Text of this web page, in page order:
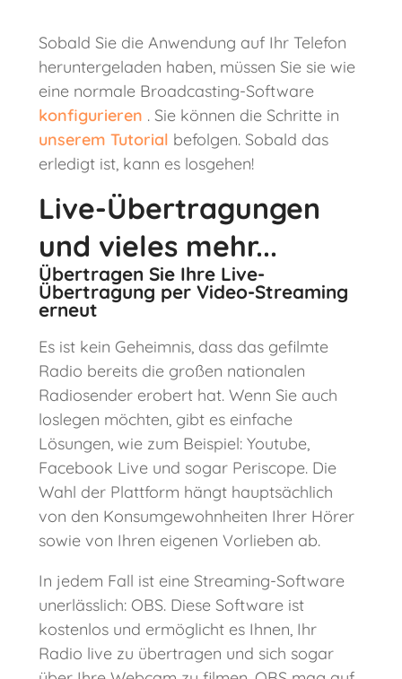
Sobald Sie die Anwendung auf Ihr Telefon
heruntergeladen haben, müssen Sie sie wie
eine normale Broadcasting-Software
konfigurieren . Sie können die Schritte in
unserem Tutorial befolgen. Sobald das
erledigt ist, kann es losgehen!
Live-Übertragungen
und vieles mehr...
Übertragen Sie Ihre Live-
Übertragung per Video-Streaming
erneut
Es ist kein Geheimnis, dass das gefilmte
Radio bereits die großen nationalen
Radiosender erobert hat. Wenn Sie auch
loslegen möchten, gibt es einfache
Lösungen, wie zum Beispiel: Youtube,
Facebook Live und sogar Periscope. Die
Wahl der Plattform hängt hauptsächlich
von den Konsumgewohnheiten Ihrer Hörer
sowie von Ihren eigenen Vorlieben ab.
In jedem Fall ist eine Streaming-Software
unerlässlich: OBS. Diese Software ist
kostenlos und ermöglicht es Ihnen, Ihr
Radio live zu übertragen und sich sogar